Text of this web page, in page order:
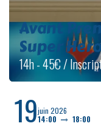
Avant
Super
14h - 45€ /
19juin 2026
14:00
18:00